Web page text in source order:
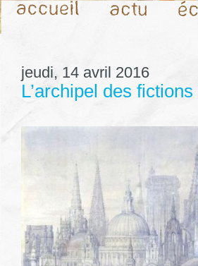
jeudi, 14 avril 2016
L’archipel des